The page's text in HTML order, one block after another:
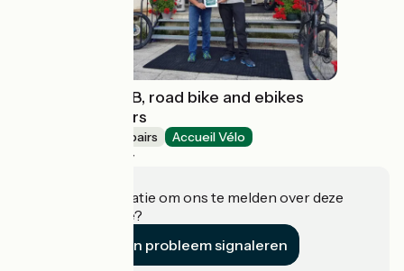
Sports 360: MTB, road bike and ebikes
rental and repairs
Bicycle rentals/ repairs Accueil Vélo
Haut Valromey
Heeft u informatie om ons te melden over deze
accommodatie?
Een probleem signaleren